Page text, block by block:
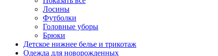
Лосины
Футболки
Головные уборы
Брюки
Детское нижнее белье и трикотаж
Одежда для новорожденных